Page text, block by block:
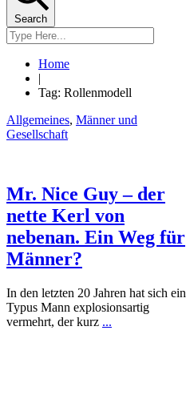
Search
Home
|
Tag: Rollenmodell
Allgemeines, Männer und
Gesellschaft
Mr. Nice Guy – der
nette Kerl von
nebenan. Ein Weg für
Männer?
In den letzten 20 Jahren hat sich ein
Typus Mann explosionsartig
vermehrt, der kurz ...